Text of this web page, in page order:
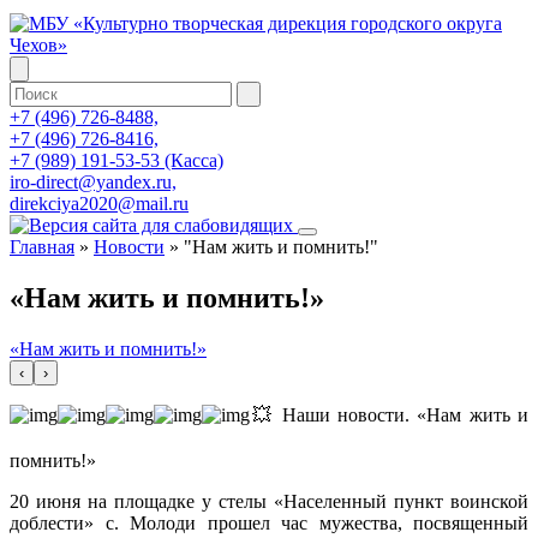
+7 (496) 726-8488,
+7 (496) 726-8416,
+7 (989) 191-53-53 (Касса)
iro-direct@yandex.ru,
direkciya2020@mail.ru
Главная » Новости » "Нам жить и помнить!"
«Нам жить и помнить!»
«Нам жить и помнить!»
‹ ›
💥 Наши новости. «Нам жить и
помнить!»
20 июня на площадке у стелы «Населенный пункт воинской
доблести» с. Молоди прошел час мужества, посвященный